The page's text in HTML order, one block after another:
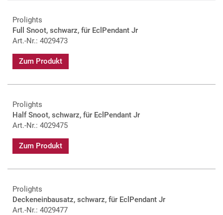
Prolights
Full Snoot, schwarz, für EclPendant Jr
Art.-Nr.: 4029473
Zum Produkt
Prolights
Half Snoot, schwarz, für EclPendant Jr
Art.-Nr.: 4029475
Zum Produkt
Prolights
Deckeneinbausatz, schwarz, für EclPendant Jr
Art.-Nr.: 4029477